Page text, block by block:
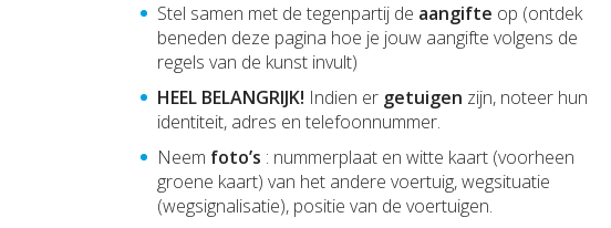
Stel samen met de tegenpartij de aangifte op (ontdek
beneden deze pagina hoe je jouw aangifte volgens de
regels van de kunst invult)
HEEL BELANGRIJK! Indien er getuigen zijn, noteer hun
identiteit, adres en telefoonnummer.
Neem foto’s : nummerplaat en witte kaart (voorheen
groene kaart) van het andere voertuig, wegsituatie
(wegsignalisatie), positie van de voertuigen.